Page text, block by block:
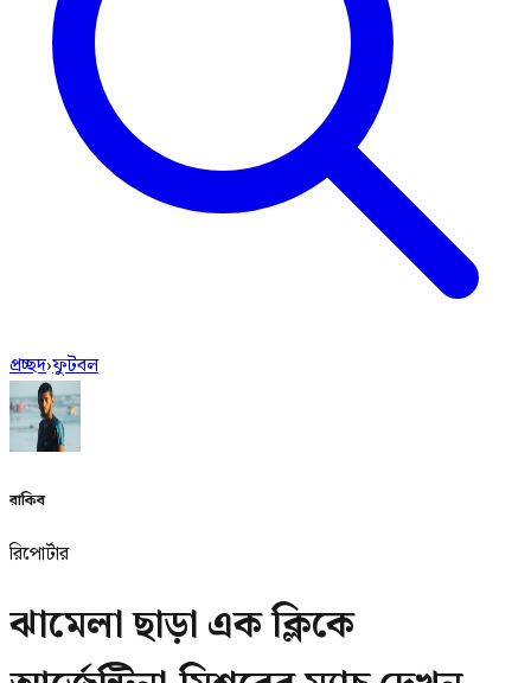
প্রচ্ছদ›ফুটবল
রাকিব
রিপোর্টার
ঝামেলা ছাড়া এক ক্লিকে